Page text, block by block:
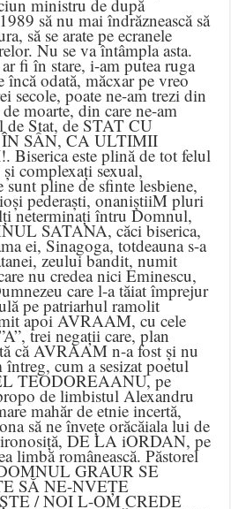
ministru de după
să nu mai îndrăznească să
să se arate pe ecranele
Nu se va întâmpla asta.
fi în stare, i-am putea ruga
încă odată, măcxar pe vreo
secole, poate ne-am trezi din
moarte, din care ne-am
de Stat, de STAT CU
SÂN, CA ULTIMII
Biserica este plină de tot felul
complexați sexual,
pline de sfinte lesbiene,
pederaști, onaniștiiM pluri
neterminați întru Domnul,
SATANA, căci biserica,
ei, Sinagoga, totdeauna s-a
zeului bandit, numit
nu credea nici Eminescu,
care l-a tăiat împrejur
pe patriarhul ramolit
apoi AVRAAM, cu cele
trei negații care, plan
că AVRAAM n-a fost și nu
cum a sesizat poetul
TEODOREAANU, pe
de limbistul Alexandru
mahăr de etnie incertă,
să ne învețe orăcăiala lui de
DE LA iORDAN, pe
limbă românească. Păstorel
GRAUR SE
SĂ NE-NVEȚE
/ NOI L-OM CREDE